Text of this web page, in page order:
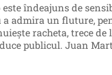
îndeajuns de
admira un fluture,
racheta, trece de
publicul. Juan